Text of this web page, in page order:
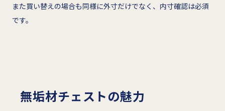
また買い替えの場合も同様に外寸だけでなく、内寸確認は必須
です。
無垢材チェストの魅力